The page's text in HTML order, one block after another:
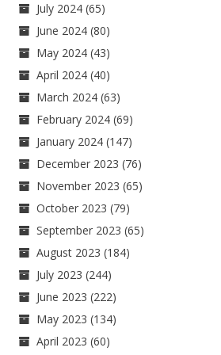
July 2024 (65)
June 2024 (80)
May 2024 (43)
April 2024 (40)
March 2024 (63)
February 2024 (69)
January 2024 (147)
December 2023 (76)
November 2023 (65)
October 2023 (79)
September 2023 (65)
August 2023 (184)
July 2023 (244)
June 2023 (222)
May 2023 (134)
April 2023 (60)